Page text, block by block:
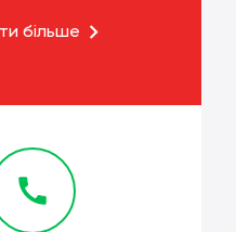
більше